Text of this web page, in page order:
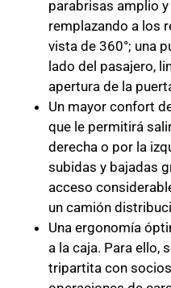
parabrisas amplio
remplazando a los
vista de 360°; una
lado del pasajero,
apertura de la
Un mayor confort
que le permitirá
derecha o por la
subidas y bajadas
acceso
un camión
Una ergonomía
a la caja. Para ello,
tripartita con